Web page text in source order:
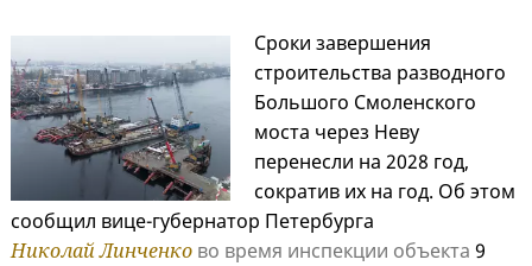
Сроки завершения
строительства разводного
Большого Смоленского
моста через Неву
перенесли на 2028 год,
сократив их на год. Об этом
сообщил вице-губернатор Петербурга
Николай Линченко во время инспекции объекта 9